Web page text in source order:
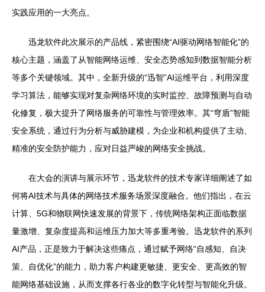
实践应用的一大亮点。
迅龙软件此次展示的产品线，紧密围绕“AI驱动网络智能化”的
核心主题，涵盖了从智能网络运维、安全态势感知到数据智能分析
等多个关键领域。其中，全新升级的“迅智”AI运维平台，利用深度
学习算法，能够实现对复杂网络环境的实时监控、故障预测与自动
化修复，极大提升了网络服务的可靠性与管理效率。其“穹盾”智能
安全系统，通过行为分析与威胁建模，为企业和机构提供了主动、
精准的安全防护能力，应对日益严峻的网络安全挑战。
在大会的演讲与展示环节，迅龙软件的技术专家详细阐述了如
何将AI技术与具体的网络技术服务场景深度融合。他们指出，在云
计算、5G和物联网快速发展的背景下，传统网络架构正面临数据
量激增、复杂度提高和运维压力加大等多重考验。迅龙软件的系列
AI产品，正是致力于解决这些痛点，通过赋予网络“自感知、自决
策、自优化”的能力，助力客户构建更敏捷、更安全、更高效的智
能网络基础设施，从而支撑各行各业的数字化转型与智能化升级。